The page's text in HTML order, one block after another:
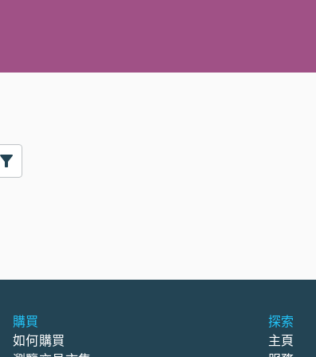
購買
如何購買
探索
主頁